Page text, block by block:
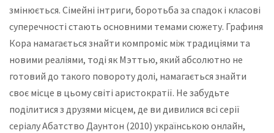
змінюється. Сімейні інтриги, боротьба за спадок і класові
суперечності стають основними темами сюжету. Графиня
Кора намагається знайти компроміс між традиціями та
новими реаліями, тоді як Мэттью, який абсолютно не
готовий до такого повороту долі, намагається знайти
своє місце в цьому світі аристократії. Не забудьте
поділитися з друзями місцем, де ви дивилися всі серії
серіалу Абатство Даунтон (2010) українською онлайн,